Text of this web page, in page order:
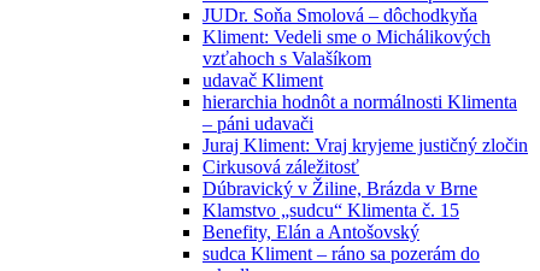
JUDr. Soňa Smolová – dôchodkyňa
Kliment: Vedeli sme o Michálikových
vzťahoch s Valašíkom
udavač Kliment
hierarchia hodnôt a normálnosti Klimenta
– páni udavači
Juraj Kliment: Vraj kryjeme justičný zločin
Cirkusová záležitosť
Dúbravický v Žiline, Brázda v Brne
Klamstvo „sudcu“ Klimenta č. 15
Benefity, Elán a Antošovský
sudca Kliment – ráno sa pozerám do